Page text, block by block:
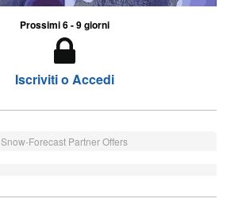
Prossimi 6 - 9 giorni
Iscriviti o Accedi
Snow-Forecast Partner Offers